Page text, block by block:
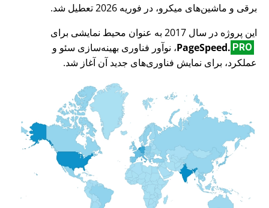
برقی و ماشین‌های میکرو، در فوریه 2026 تعطیل شد.
این پروژه در سال 2017 به عنوان محیط نمایشی برای
PageSpeed. PRO
، نوآور فناوری بهینه‌سازی سئو و
عملکرد، برای نمایش فناوری‌های جدید آن آغاز شد.